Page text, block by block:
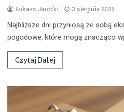
Łukasz Jarocki 3 sierpnia 2026
Najbliższe dni przyniosą ze sobą
pogodowe, które mogą znacząco
Czytaj Dalej